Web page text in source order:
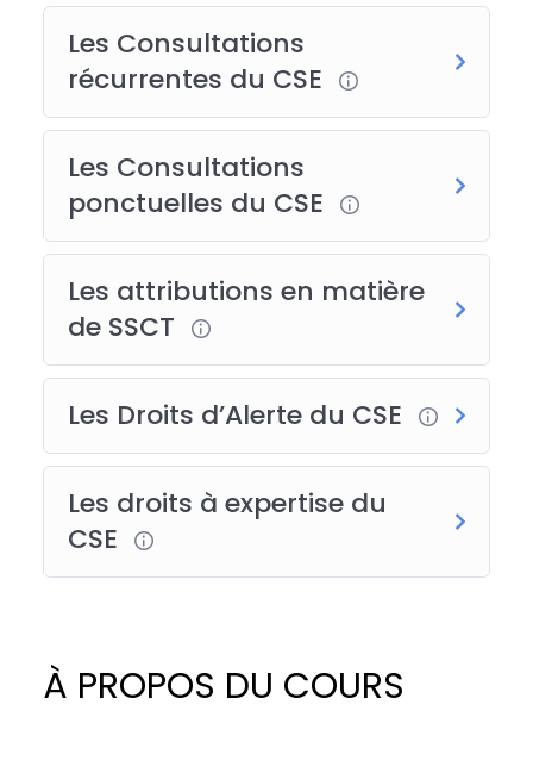
À PROPOS DU COURS
Les Consultations
récurrentes du CSE
Les Consultations
ponctuelles du CSE
Les attributions en matière
de SSCT
Les Droits d’Alerte du CSE
Les droits à expertise du
CSE